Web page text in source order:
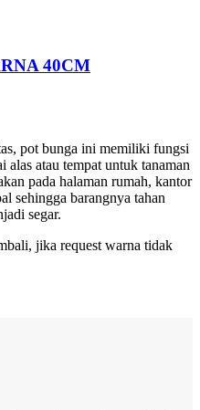
40CM
pot bunga ini memiliki fungsi
alas atau tempat untuk tanaman
pada halaman rumah, kantor
sehingga barangnya tahan
segar.
jika request warna tidak